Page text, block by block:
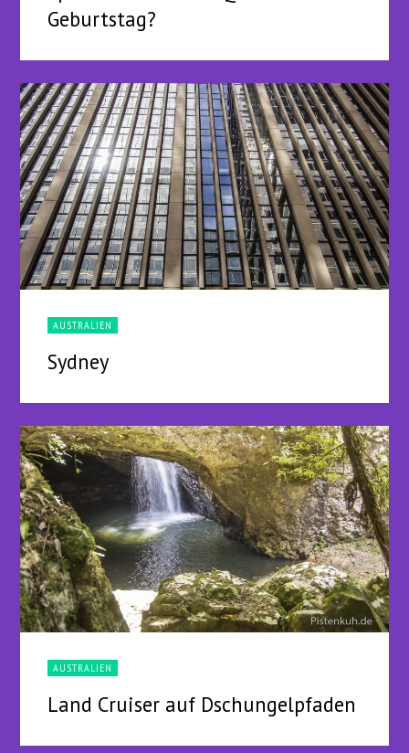
Geburtstag?
AUSTRALIEN
Sydney
AUSTRALIEN
Land Cruiser auf Dschungelpfaden